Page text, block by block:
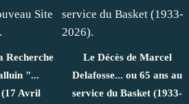
Recherche
"...
(17 Avril
Le Décès de Marcel
Delafosse... ou 65 ans au
service du Basket (1933-